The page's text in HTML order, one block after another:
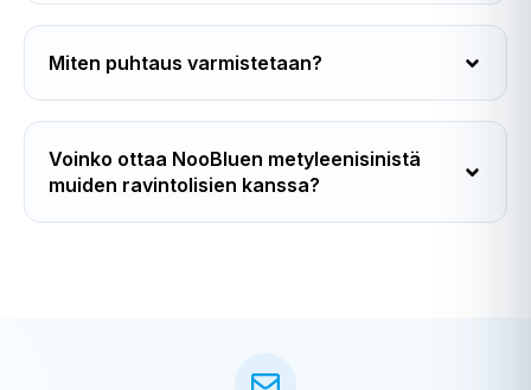
Miten puhtaus varmistetaan?
Voinko ottaa NooBluen metyleenisinistä
muiden ravintolisien kanssa?